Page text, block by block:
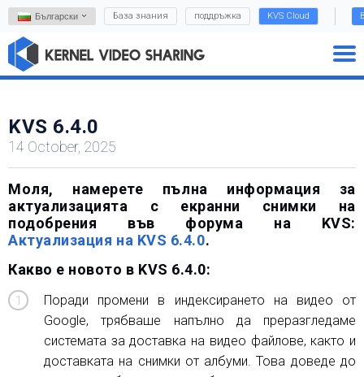
Български База знания поддръжка KVS Cloud
KVS 6.4.0
14 October, 2025
Моля, намерете пълна информация за
актуализацията с екранни снимки на
подобрения във форума на KVS:
Актуализация на KVS 6.4.0.
Какво е новото в KVS 6.4.0:
Поради промени в индексирането на видео от
Google, трябваше напълно да преразгледаме
системата за доставка на видео файлове, както и
доставката на снимки от албуми. Това доведе до